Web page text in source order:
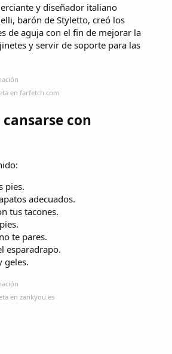
y diseñador italiano
barón de Styletto, creó los
de aguja con el fin de mejorar la
y servir de soporte para las
en farfetch.com
con
pies.
adecuados.
tus tacones.
te pares.
esparadrapo.
geles.
en zankyou.es